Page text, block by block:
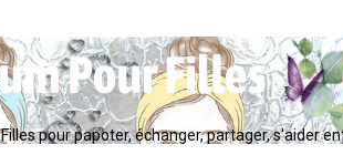
pour papoter, échanger, partager, s'aider